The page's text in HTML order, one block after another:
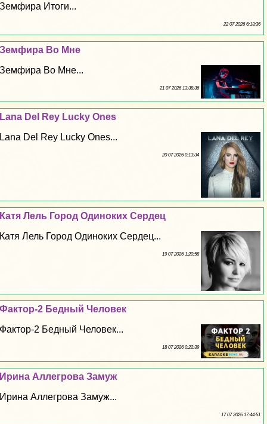
Земфира Итоги...
22 07 2026 6:13:36
Земфира Во Мне
Земфира Во Мне...
21 07 2026 13:38:36
Lana Del Rey Lucky Ones
Lana Del Rey Lucky Ones...
20 07 2026 0:13:34
Катя Лель Город Одиноких Сердец
Катя Лель Город Одиноких Сердец...
19 07 2026 1:20:58
Фактор-2 Бедный Человек
Фактор-2 Бедный Человек...
18 07 2026 0:22:39
Ирина Аллегрова Замуж
Ирина Аллегрова Замуж...
17 07 2026 17:44:51